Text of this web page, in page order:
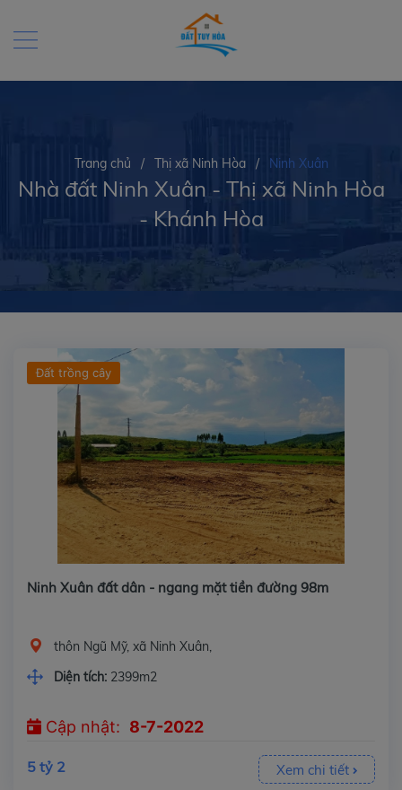
Trang chủ / Thị xã Ninh Hòa / Ninh Xuân
Nhà đất Ninh Xuân - Thị xã Ninh Hòa
- Khánh Hòa
Đất trồng cây
Ninh Xuân đất dân - ngang mặt tiền đường 98m
thôn Ngũ Mỹ, xã Ninh Xuân,
Diện tích: 2399m2
Cập nhật: 8-7-2022
5 tỷ 2 Xem chi tiết